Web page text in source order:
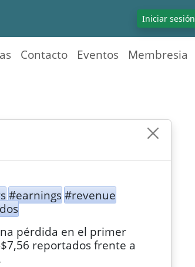
Iniciar sesión
Contacto Eventos Membresia
#earnings#revenue
pérdida en el primer
reportados frente a